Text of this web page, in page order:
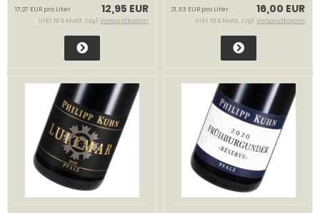
12,95 EUR
17,27 EUR pro Liter
inkl. 19 % MwSt. zzgl.Versandkosten
16,00 EUR
21,33 EUR pro Liter
inkl. 19 % MwSt. zzgl.Versandkosten